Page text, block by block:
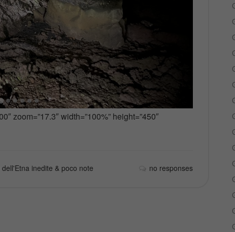
zoom=”17.3″ width=”100%” height=”450″
inedite & poco note no responses